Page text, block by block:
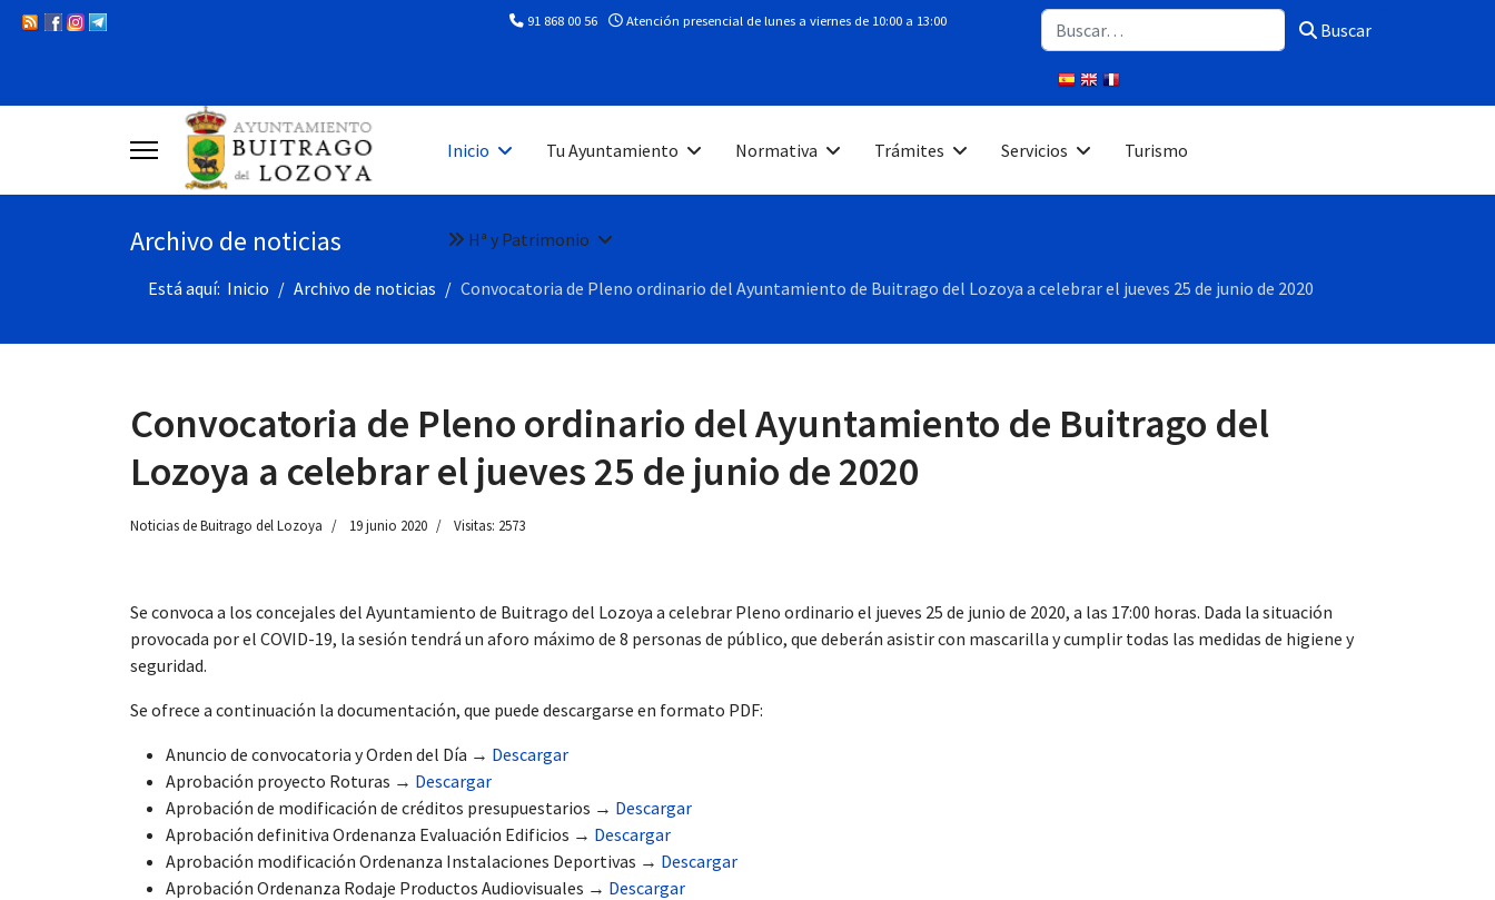
91 868 00 56 Atención presencial de lunes a viernes de 10:00 a 13:00 Buscar Buscar
Inicio Tu Ayuntamiento Normativa Trámites Servicios Turismo
Hª y Patrimonio
Archivo de noticias
Está aquí: Inicio Archivo de noticias Convocatoria de Pleno ordinario del Ayuntamiento de Buitrago del Lozoya a celebrar el jueves 25 de junio de 2020
Convocatoria de Pleno ordinario del Ayuntamiento de Buitrago del
Lozoya a celebrar el jueves 25 de junio de 2020
Noticias de Buitrago del Lozoya 19 junio 2020 Visitas: 2573
Se convoca a los concejales del Ayuntamiento de Buitrago del Lozoya a celebrar Pleno ordinario el jueves 25 de junio de 2020, a las 17:00 horas. Dada la situación
provocada por el COVID-19, la sesión tendrá un aforo máximo de 8 personas de público, que deberán asistir con mascarilla y cumplir todas las medidas de higiene y
seguridad.
Se ofrece a continuación la documentación, que puede descargarse en formato PDF:
Anuncio de convocatoria y Orden del Día → Descargar
Aprobación proyecto Roturas → Descargar
Aprobación de modificación de créditos presupuestarios → Descargar
Aprobación definitiva Ordenanza Evaluación Edificios → Descargar
Aprobación modificación Ordenanza Instalaciones Deportivas → Descargar
Aprobación Ordenanza Rodaje Productos Audiovisuales → Descargar